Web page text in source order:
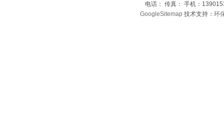
电话： 传真： 手机：
GoogleSitemap 技术支持： 环